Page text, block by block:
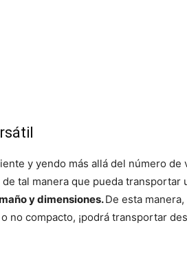
y yendo más allá del número de
tal manera que pueda transportar
y dimensiones.De esta
no compacto, ¡podrá transportar